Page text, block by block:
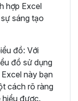
hợp Excel
sáng tạo
đồ: Với
đồ sử dụng
này bạn
cách rõ ràng
hiểu được.